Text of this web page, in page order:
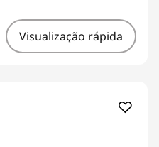
Visualização rápida